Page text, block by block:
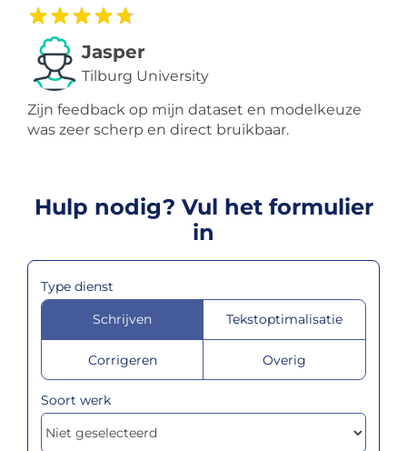
Jasper
Tilburg University
Zijn feedback op mijn dataset en modelkeuze
was zeer scherp en direct bruikbaar.
Hulp nodig? Vul het formulier
in
Type dienst
Schrijven Tekstoptimalisatie
Corrigeren Overig
Soort werk